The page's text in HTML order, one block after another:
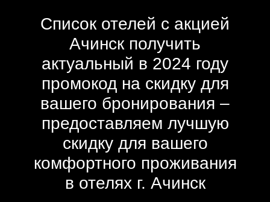
Список отелей с акцией
Ачинск получить
актуальный в 2024 году
промокод на скидку для
вашего бронирования –
предоставляем лучшую
скидку для вашего
комфортного проживания
в отелях г. Ачинск